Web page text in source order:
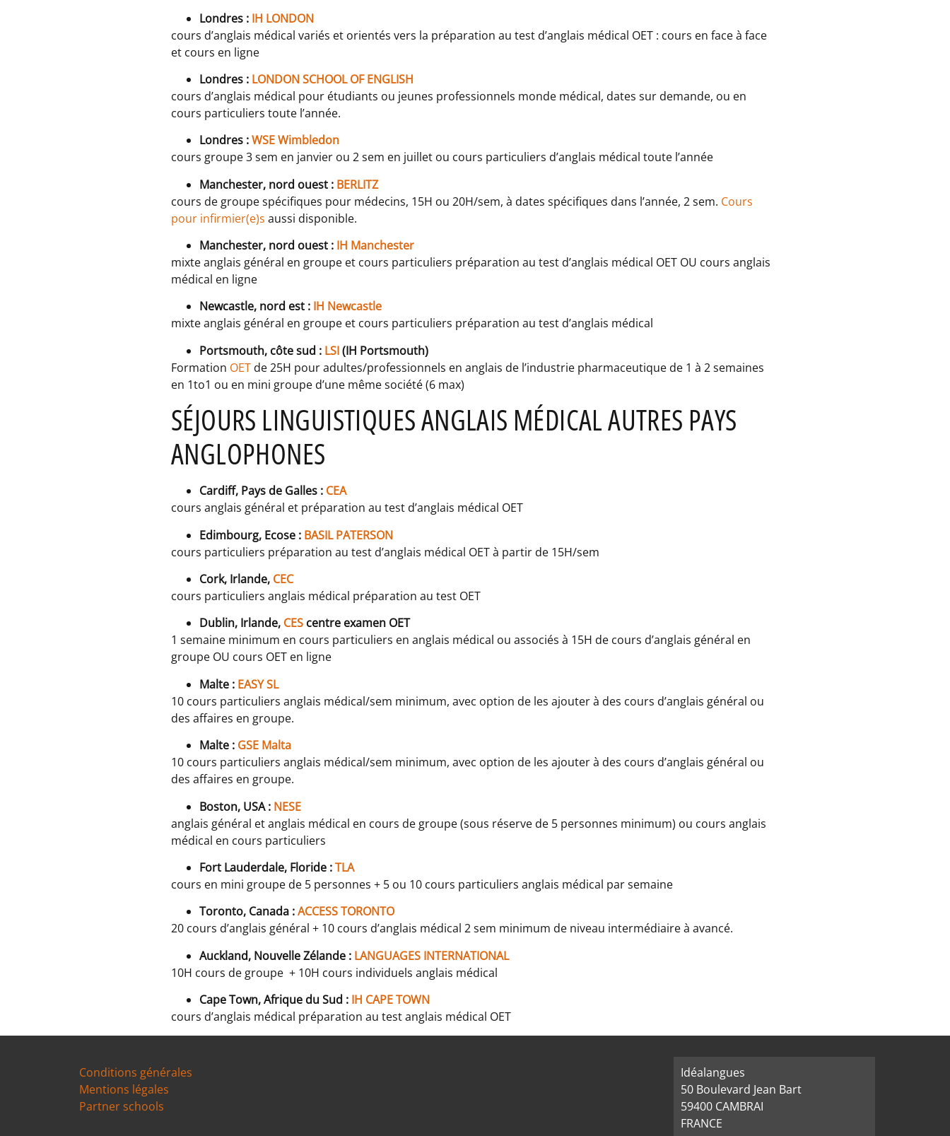
Londres : IH LONDON
cours d’anglais médical variés et orientés vers la préparation au test d’anglais médical OET : cours en face à face
et cours en ligne
Londres : LONDON SCHOOL OF ENGLISH
cours d’anglais médical pour étudiants ou jeunes professionnels monde médical, dates sur demande, ou en
cours particuliers toute l’année.
Londres :WSE Wimbledon
cours groupe 3 sem en janvier ou 2 sem en juillet ou cours particuliers d’anglais médical toute l’année
Manchester, nord ouest : BERLITZ
cours de groupe spécifiques pour médecins, 15H ou 20H/sem, à dates spécifiques dans l’année, 2 sem. Cours
pour infirmier(e)s aussi disponible.
Manchester, nord ouest : IH Manchester
mixte anglais général en groupe et cours particuliers préparation au test d’anglais médical OET OU cours anglais
médical en ligne
Newcastle, nord est : IH Newcastle
mixte anglais général en groupe et cours particuliers préparation au test d’anglais médical
Portsmouth, côte sud : LSI(IH Portsmouth)
Formation OET de 25H pour adultes/professionnels en anglais de l’industrie pharmaceutique de 1 à 2 semaines
en 1to1 ou en mini groupe d’une même société (6 max)
SÉJOURS LINGUISTIQUES ANGLAIS MÉDICAL AUTRES PAYS
ANGLOPHONES
Cardiff, Pays de Galles : CEA
cours anglais général et préparation au test d’anglais médical OET
Edimbourg, Ecose : BASIL PATERSON
cours particuliers préparation au test d’anglais médical OET à partir de 15H/sem
Cork, Irlande, CEC
cours particuliers anglais médical préparation au test OET
Dublin, Irlande, CES centre examen OET
1 semaine minimum en cours particuliers en anglais médical ou associés à 15H de cours d’anglais général en
groupe OU cours OET en ligne
Malte : EASY SL
10 cours particuliers anglais médical/sem minimum, avec option de les ajouter à des cours d’anglais général ou
des affaires en groupe.
Malte : GSE Malta
10 cours particuliers anglais médical/sem minimum, avec option de les ajouter à des cours d’anglais général ou
des affaires en groupe.
Boston, USA : NESE
anglais général et anglais médical en cours de groupe (sous réserve de 5 personnes minimum) ou cours anglais
médical en cours particuliers
Fort Lauderdale, Floride :TLA
cours en mini groupe de 5 personnes + 5 ou 10 cours particuliers anglais médical par semaine
Toronto, Canada :ACCESS TORONTO
20 cours d’anglais général + 10 cours d’anglais médical 2 sem minimum de niveau intermédiaire à avancé.
Auckland, Nouvelle Zélande : LANGUAGES INTERNATIONAL
10H cours de groupe + 10H cours individuels anglais médical
Cape Town, Afrique du Sud : IH CAPE TOWN
cours d’anglais médical préparation au test anglais médical OET
Conditions générales
Mentions légales
Partner schools
Idéalangues
50 Boulevard Jean Bart
59400 CAMBRAI
FRANCE